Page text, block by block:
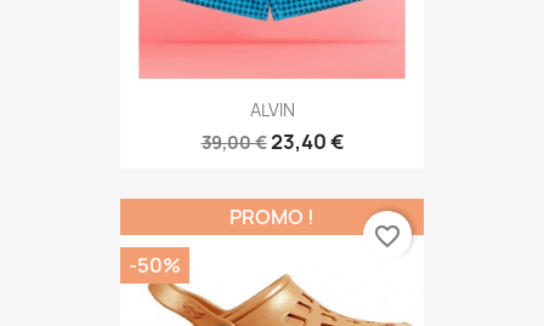
ALVIN
39,00 €23,40 €
PROMO !
-50%
favorite_border